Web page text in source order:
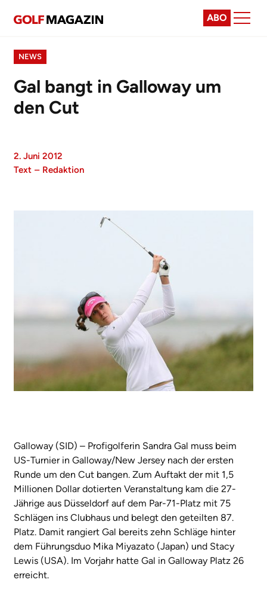
ABO
NEWS
Gal bangt in Galloway um
den Cut
2. Juni 2012
Text – Redaktion
Galloway (SID) – Profigolferin Sandra Gal muss beim
US-Turnier in Galloway/New Jersey nach der ersten
Runde um den Cut bangen. Zum Auftakt der mit 1,5
Millionen Dollar dotierten Veranstaltung kam die 27-
Jährige aus Düsseldorf auf dem Par-71-Platz mit 75
Schlägen ins Clubhaus und belegt den geteilten 87.
Platz. Damit rangiert Gal bereits zehn Schläge hinter
dem Führungsduo Mika Miyazato (Japan) und Stacy
Lewis (USA). Im Vorjahr hatte Gal in Galloway Platz 26
erreicht.